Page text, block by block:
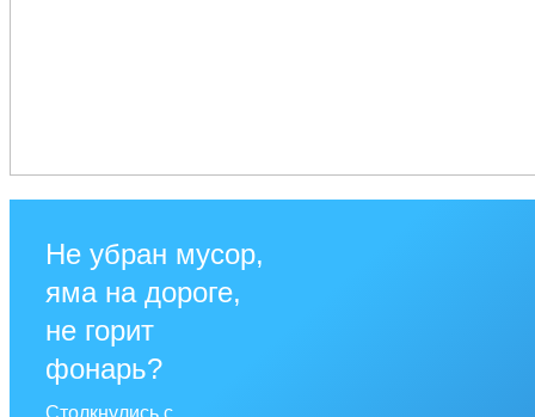
Не убран мусор,
яма на дороге,
не горит
фонарь?
Столкнулись с